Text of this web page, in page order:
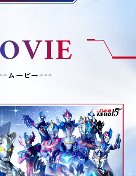
ムービー